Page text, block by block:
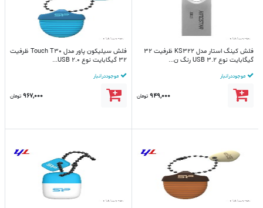
فلش کینگ استار مدل KS322 ظرفیت 32
گیگابایت نوع USB 3.2 رنگ ن...
موجود در انبار
949,000 تومان
فلش سیلیکون پاور مدل Touch T30 ظرفیت
32 گیگابایت نوع USB 2.0...
موجود در انبار
967,000 تومان